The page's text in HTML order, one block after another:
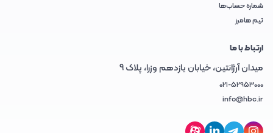
شماره حساب‌ها
تیم هامرز
ارتباط با ما
میدان آرژانتین، خیابان یازدهم وزرا، پلاک 9
021-52953000
info@hbc.ir